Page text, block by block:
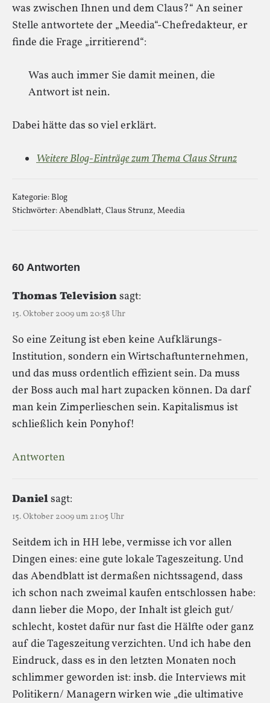
was zwischen Ihnen und dem Claus?“ An seiner
Stelle antwortete der „Meedia“-Chefredakteur, er
finde die Frage „irritierend“:
Was auch immer Sie damit meinen, die
Antwort ist nein.
Dabei hätte das so viel erklärt.
Weitere Blog-Einträge zum Thema Claus Strunz
Kategorie:Blog
Stichwörter:Abendblatt, Claus Strunz, Meedia
60 Antworten
Thomas Televisionsagt:
15. Oktober 2009 um 20:58 Uhr
So eine Zeitung ist eben keine Aufklärungs-
Institution, sondern ein Wirtschaftunternehmen,
und das muss ordentlich effizient sein. Da muss
der Boss auch mal hart zupacken können. Da darf
man kein Zimperlieschen sein. Kapitalismus ist
schließlich kein Ponyhof!
Antworten
Danielsagt:
15. Oktober 2009 um 21:05 Uhr
Seitdem ich in HH lebe, vermisse ich vor allen
Dingen eines: eine gute lokale Tageszeitung. Und
das Abendblatt ist dermaßen nichtssagend, dass
ich schon nach zweimal kaufen entschlossen habe:
dann lieber die Mopo, der Inhalt ist gleich gut/
schlecht, kostet dafür nur fast die Hälfte oder ganz
auf die Tageszeitung verzichten. Und ich habe den
Eindruck, dass es in den letzten Monaten noch
schlimmer geworden ist: insb. die Interviews mit
Politikern/ Managern wirken wie „die ultimative